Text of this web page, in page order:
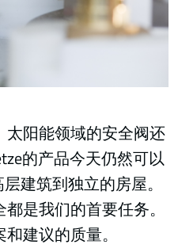
阳能领域的安全阀还
的产品今天仍然可以
建筑到独立的房屋。
是我们的首要任务。
建议的质量。